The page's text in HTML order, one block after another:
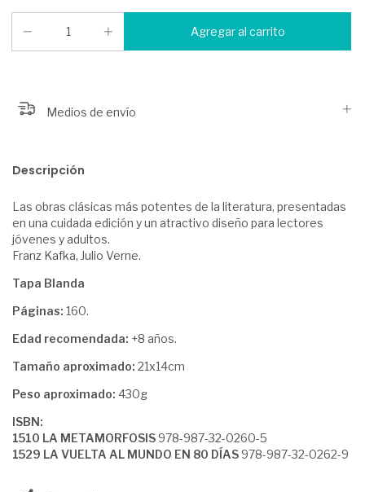
Medios de envío
Descripción
Las obras clásicas más potentes de la literatura, presentadas
en una cuidada edición y un atractivo diseño para lectores
jóvenes y adultos.
Franz Kafka, Julio Verne.
Tapa Blanda
Páginas: 160.
Edad recomendada: +8 años.
Tamaño aproximado: 21x14cm
Peso aproximado: 430g
ISBN:
1510 LA METAMORFOSIS 978-987-32-0260-5
1529 LA VUELTA AL MUNDO EN 80 DÍAS 978-987-32-0262-9